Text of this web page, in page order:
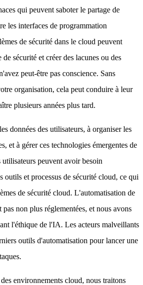
qui peuvent saboter le partage de
les interfaces de programmation
de sécurité dans le cloud peuvent
sécurité et créer des lacunes ou des
peut-être pas conscience. Sans
organisation, cela peut conduire à leur
plusieurs années plus tard.
données des utilisateurs, à organiser les
et à gérer ces technologies émergentes de
peuvent avoir besoin
outils et processus de sécurité cloud, ce qui
de sécurité cloud. L'automatisation de
non plus réglementées, et nous avons
l'éthique de l'IA. Les acteurs malveillants
outils d'automatisation pour lancer une
environnements cloud, nous traitons